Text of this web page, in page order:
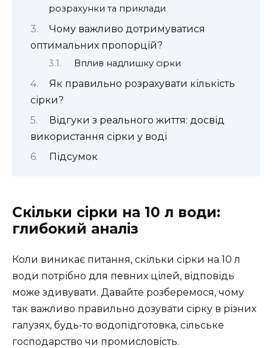
розрахунки та приклади
Чому важливо дотримуватися
оптимальних пропорцій?
Вплив надлишку сірки
Як правильно розрахувати кількість
сірки?
Відгуки з реального життя: досвід
використання сірки у воді
Підсумок
Скільки сірки на 10 л води:
глибокий аналіз
Коли виникає питання, скільки сірки на 10 л
води потрібно для певних цілей, відповідь
може здивувати. Давайте розберемося, чому
так важливо правильно дозувати сірку в різних
галузях, будь-то водопідготовка, сільське
господарство чи промисловість.